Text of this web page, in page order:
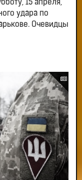
15 апреля,
удара по
Очевидцы